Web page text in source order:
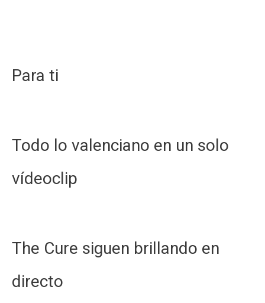
Para ti
Todo lo valenciano en un solo
vídeoclip
The Cure siguen brillando en
directo